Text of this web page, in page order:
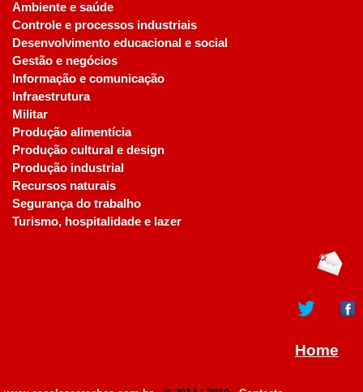
Ambiente e saúde
Controle e processos industriais
Desenvolvimento educacional e social
Gestão e negócios
Informação e comunicação
Infraestrutura
Militar
Produção alimentícia
Produção cultural e design
Produção industrial
Recursos naturais
Segurança do trabalho
Turismo, hospitalidade e lazer
Home